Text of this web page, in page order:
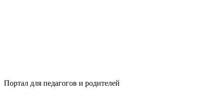
Портал для педагогов и родителей